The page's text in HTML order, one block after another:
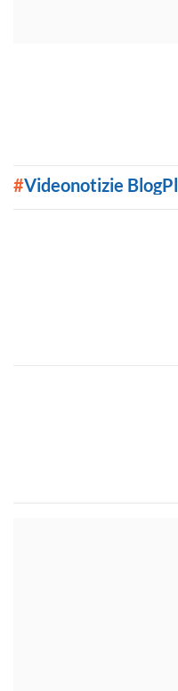
#Videonotizie